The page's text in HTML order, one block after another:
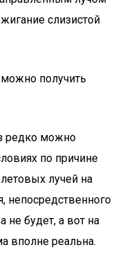
слизистой
получить
редко можно
по причине
лучей на
непосредственного
не будет, а вот на
вполне реальна.